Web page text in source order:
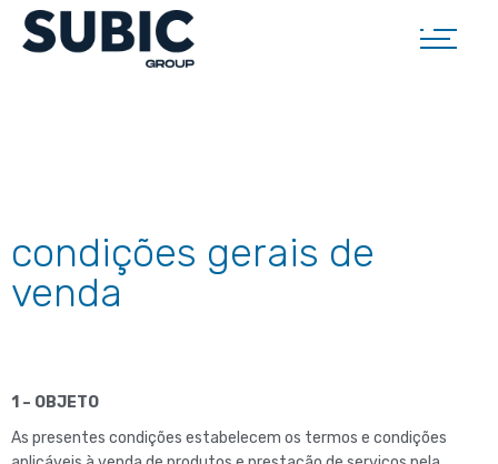
condições gerais de
venda
1 – OBJETO
As presentes condições estabelecem os termos e condições